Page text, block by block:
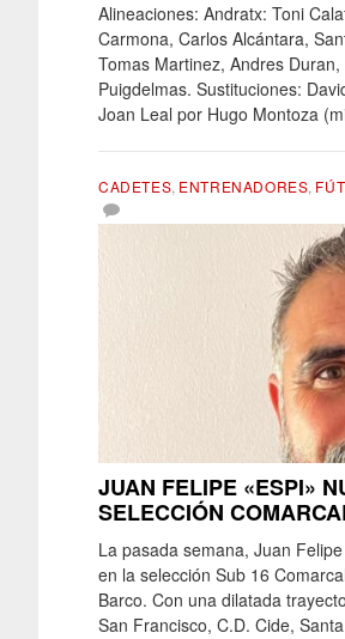
Alineaciones: Andratx: Toni
Carmona, Carlos Alcántara,
Tomas Martinez, Andres
Puigdelmas. Sustituciones:
Joan Leal por Hugo Montoza
CADETES, ENTRENADORES,
JUAN FELIPE «ESPI»
SELECCIÓN
La pasada semana, Juan
en la selección Sub 16
Barco. Con una dilatada
San Francisco, C.D. Cide,